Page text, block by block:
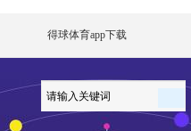
得球体育app下载